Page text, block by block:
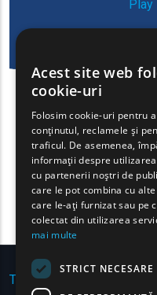
Termeni de utilizare |
Acest site web
cookie-uri
Folosim cookie-uri pentru
conținutul, reclamele și
traficul. De asemenea,
informații despre
cu partenerii noștri de
care le pot combina cu
care le-ați furnizat sau pe
colectat din utilizarea
mai multe
STRICT NECESARE